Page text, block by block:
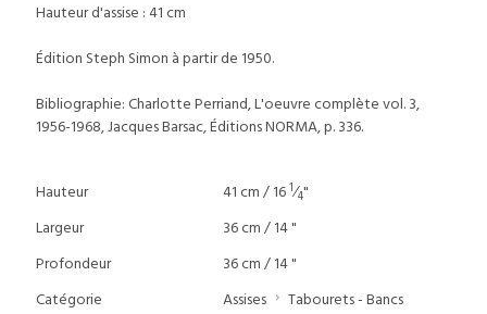
Hauteur d'assise : 41 cm
Édition Steph Simon à partir de 1950.
Bibliographie: Charlotte Perriand, L'oeuvre complète vol. 3,
1956-1968, Jacques Barsac, Éditions NORMA, p. 336.
Hauteur 41 cm / 161⁄4"
Largeur
36 cm / 14 "
Profondeur
36 cm / 14 "
Catégorie
Assises Tabourets - Bancs